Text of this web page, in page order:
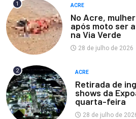
1 ACRE
No Acre,
após moto ser
na Via Verde
28 de julho de 2026
2 ACRE
Retirada de
shows da
quarta-feira
28 de julho de